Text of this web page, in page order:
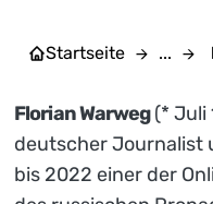
Startseite ...
Florian Warweg(* Juli
deutscher Journalist
bis 2022 einer der